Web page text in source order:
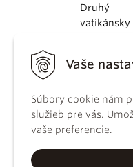
Vaše
Súbory cookie nám
služieb pre vás.
vaše preferencie.
Druhý
vatikánsky
KBS
práva